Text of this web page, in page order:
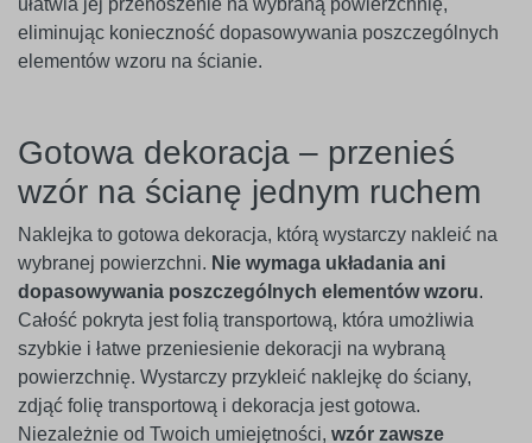
ułatwia jej przenoszenie na wybraną powierzchnię,
eliminując konieczność dopasowywania poszczególnych
elementów wzoru na ścianie.
Gotowa dekoracja – przenieś
wzór na ścianę jednym ruchem
Naklejka to gotowa dekoracja, którą wystarczy nakleić na
wybranej powierzchni. Nie wymaga układania ani
dopasowywania poszczególnych elementów wzoru.
Całość pokryta jest folią transportową, która umożliwia
szybkie i łatwe przeniesienie dekoracji na wybraną
powierzchnię. Wystarczy przykleić naklejkę do ściany,
zdjąć folię transportową i dekoracja jest gotowa.
Niezależnie od Twoich umiejętności, wzór zawsze